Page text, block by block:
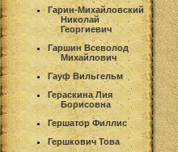
Гарин-Михайловский
Николай
Георгиевич
Гаршин Всеволод
Михайлович
Гауф Вильгельм
Гераскина Лия
Борисовна
Гершатор Филлис
Гершкович Това